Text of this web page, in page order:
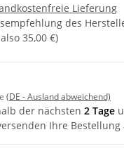
Lieferung
des
35,00 €)
(DE - Ausland abweichend)
der nächsten 2 Tage
Ihre Bestellung